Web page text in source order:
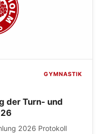
GYMNASTIK
der Turn- und
2026 Protokoll